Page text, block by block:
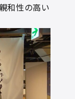
和性の高い